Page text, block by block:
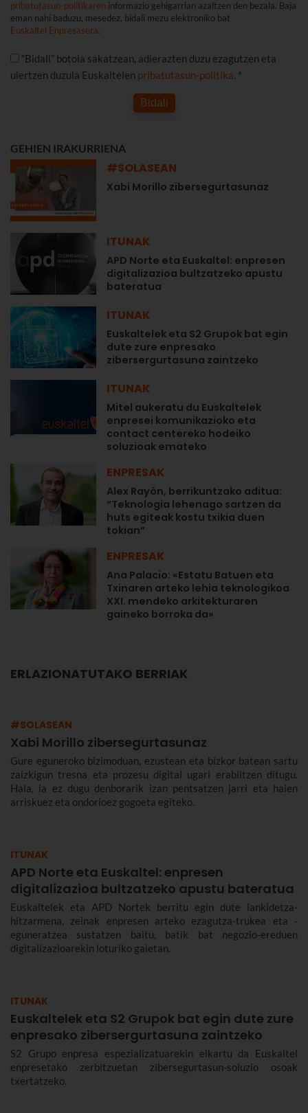
pribatutasun-politikaren informazio gehigarrian azaltzen den bezala. Baja
eman nahi baduzu, mesedez, bidali mezu elektroniko bat
Euskaltel Enpresasera.
“Bidali” botoia sakatzean, adierazten duzu ezagutzen eta
ulertzen duzula Euskaltelen pribatutasun-politika. *
Bidali
GEHIEN IRAKURRIENA
#SOLASEAN
Xabi Morillo zibersegurtasunaz
ITUNAK
APD Norte eta Euskaltel: enpresen
digitalizazioa bultzatzeko apustu
bateratua
ITUNAK
Euskaltelek eta S2 Grupok bat egin
dute zure enpresako
zibersergurtasuna zaintzeko
ITUNAK
Mitel aukeratu du Euskaltelek
enpresei komunikazioko eta
contact centereko hodeiko
soluzioak emateko
ENPRESAK
Alex Rayón, berrikuntzako aditua:
“Teknologia lehenago sartzen da
huts egiteak kostu txikia duen
tokian”
ENPRESAK
Ana Palacio: «Estatu Batuen eta
Txinaren arteko lehia teknologikoa
XXI. mendeko arkitekturaren
gaineko borroka da»
ERLAZIONATUTAKO BERRIAK
#SOLASEAN
Xabi Morillo zibersegurtasunaz
Gure eguneroko bizimoduan, ezustean eta bizkor batean sartu
zaizkigun tresna eta prozesu digital ugari erabiltzen ditugu.
Hala, ia ez dugu denborarik izan pentsatzen jarri eta haien
arriskuez eta ondorioez gogoeta egiteko.
ITUNAK
APD Norte eta Euskaltel: enpresen
digitalizazioa bultzatzeko apustu bateratua
Euskaltelek eta APD Nortek berritu egin dute lankidetza-
hitzarmena, zeinak enpresen arteko ezagutza-trukea eta -
eguneratzea sustatzen baitu, batik bat negozio-ereduen
digitalizazioarekin loturiko gaietan.
ITUNAK
Euskaltelek eta S2 Grupok bat egin dute zure
enpresako zibersergurtasuna zaintzeko
S2 Grupo enpresa espezializatuarekin elkartu da Euskaltel
enpresetako zerbitzuetan zibersegurtasun-soluzio osoak
txertatzeko.